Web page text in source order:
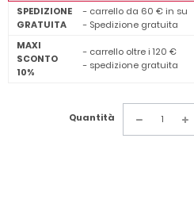
SPEDIZIONE
GRATUITA
- carrello da 60 € in su
- Spedizione gratuita
MAXI
SCONTO
10%
- carrello oltre i 120 €
- spedizione gratuita
Quantità